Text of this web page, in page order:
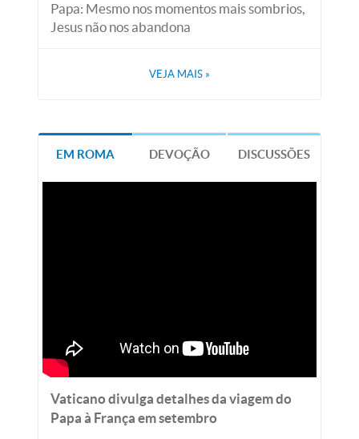
Papa: Mesmo nos momentos mais sombrios,
Jesus não nos abandona
VEJA MAIS »
EM ROMA DEVOÇÃO DISCUSSÕES
Vaticano divulga detalhes da viagem do
Papa à França em setembro